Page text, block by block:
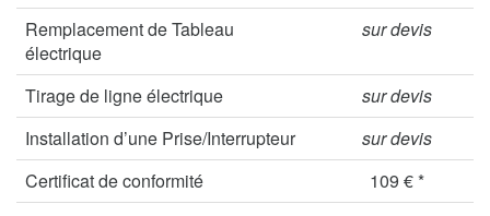
Remplacement de Tableau
électrique
sur devis
Tirage de ligne électrique
sur devis
Installation d’une Prise/Interrupteur
sur devis
Certificat de conformité
109 € *